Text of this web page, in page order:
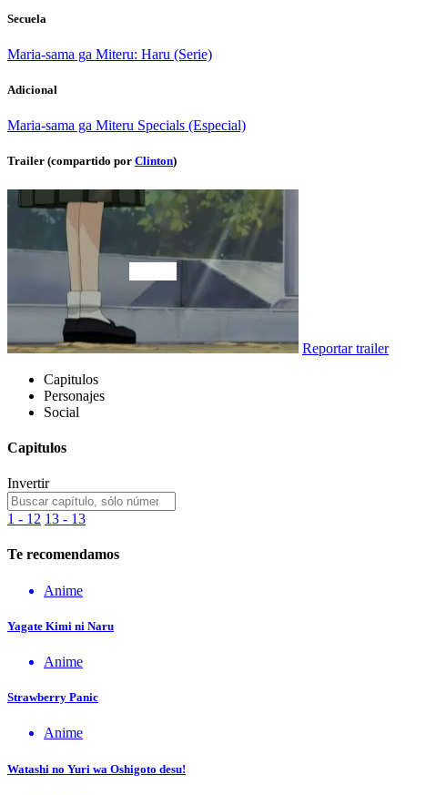
Secuela
Maria-sama ga Miteru: Haru (Serie)
Adicional
Maria-sama ga Miteru Specials (Especial)
Trailer (compartido por Clinton)
Reportar trailer
Capitulos
Personajes
Social
Capitulos
Invertir
1 - 12 13 - 13
Te recomendamos
Anime
Yagate Kimi ni Naru
Anime
Strawberry Panic
Anime
Watashi no Yuri wa Oshigoto desu!